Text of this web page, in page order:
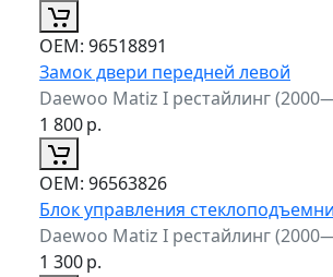
ОЕМ: 96518891
Замок двери передней левой
Daewoo Matiz I рестайлинг
1 800р.
ОЕМ: 96563826
Блок управления
Daewoo Matiz I рестайлинг
1 300р.